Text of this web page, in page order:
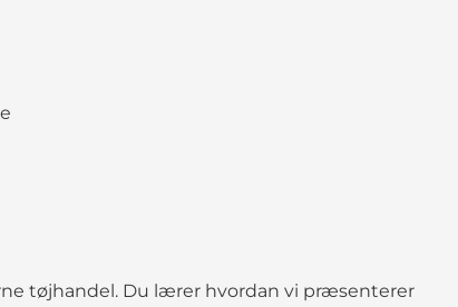
tøjhandel. Du lærer hvordan vi præsenterer